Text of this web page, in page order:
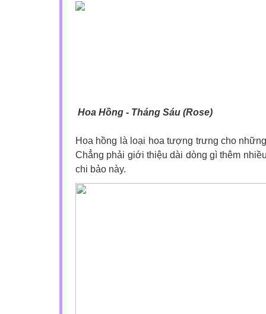
Hoa Hồng - Tháng Sáu (Rose)
Hoa hồng là loại hoa tượng trưng cho
Chẳng phải giới thiệu dài dòng gì thêm
chi bảo này.